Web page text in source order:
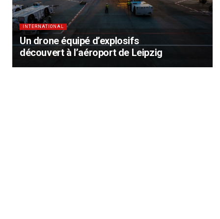
INTERNATIONAL
Un drone équipé d’explosifs
découvert à l’aéroport de Leipzig